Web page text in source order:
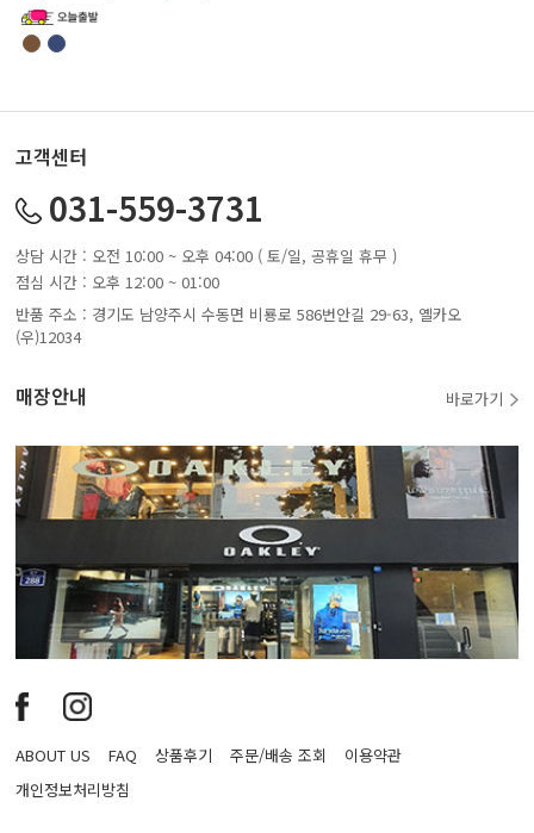
고객센터
031-559-3731
상담 시간 : 오전 10:00 ~ 오후 04:00 ( 토/일, 공휴일 휴무 )
점심 시간 : 오후 12:00 ~ 01:00
반품 주소 : 경기도 남양주시 수동면 비룡로 586번안길 29-63, 옐카오
(우)12034
매장안내 바로가기
ABOUT US FAQ 상품후기 주문/배송 조회
이용약관
개인정보처리방침